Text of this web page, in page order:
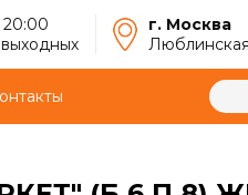
20:00
г. Москва